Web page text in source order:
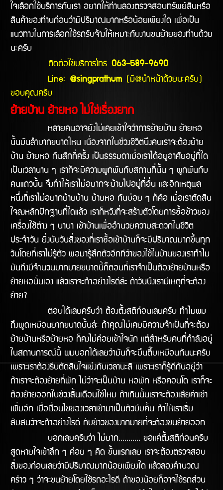
ใจเลือกใช้บริการกับเรา อยากให้ท่านลองตรวจสอบทรัพย์สินหรือ
สินค้าของท่านก่อนว่ามีปริมาณมากหรือน้อยเพียงใด เพื่อเป็น
แนวทางในการเลือกใช้รถรับจ้างให้เหมาะกับงานขนย้ายของท่านด้วย
นะครับ
ติดต่อใช้บริการโทร 063-589-9690
Line: @singprathum (มี@นำหน้าด้วยนะครับ)
ขอบคุณครับ
ย้ายบ้าน ย้ายหอ ไม่ใช่เรื่องยาก
หลายคนอาจยังไม่เคยเข้าใจว่าการย้ายบ้าน ย้ายหอ
นั้นมันลำบากขนาดไหน เนื่องจากในช่วงชีวิตนึงคนเราจะต้องย้าย
บ้าน ย้ายหอ กันสักกี่ครั้ง เป็นธรรมดาเมื่อเราได้อยูอาศัยอยู่ที่ใด
เป็นเวลานาน ๆ เราก็จะมีความผูกพันกับสถานที่นั้น ๆ ผูกพันกับ
คนแถวนั้น จึงทำให้เราไม่อยากจะย้ายไปอยู่ที่อื่น และอีกเหตุผล
หนึ่งที่เราไม่อยากย้ายบ้าน ย้ายหอ กันบ่อย ๆ ก็คือ เมื่อเราตัดสิน
ใจลงหลักปักฐานที่ใดแล้ว เราก็หวังที่จะสร้างตัวโดยการซื้อข้าวของ
เครื่องใช้ต่าง ๆ นานา เข้าบ้านเพื่ออำนวยความสะดวกในชีวิต
ประจำวัน ยิ่งนับวันสิ่งของที่เราซื้อเข้าบ้านก็จะมีปริมาณมากขึ้นทุก
วันโดยที่เราไม่รู้ตัว พอมารู้สึกตัวอีกทีว่าของใช้ในบ้านของเราทำไม
มันถึงมีจำนวนมากมายขนาดนี้ก็ตอนที่เราจำเป็นต้องย้ายบ้านหรือ
ย้ายหอนั่นเอง แล้วเราจะทำอย่างไรดีล้่ะ ถ้าวันนึงเรามีเหตุที่จะต้อง
ย้าย?
ตอบได้เลยครับว่า ต้องตั้งสติก่อนเลยครับ ทำไมผม
ถึงพูดเหมือนยากขนาดนั้นล่ะ ถ้าคุณไม่เคยมีความจำเป็นที่จะต้อง
ย้ายบ้านหรือย้ายหอ ก็คงไม่ค่อยเข้้าใจนัก แต่สำหรับคนที่กำลังอยู่
ในสถานการณ์นี้ ผมบอกได้เลยว่ามันก็จะมึนตึ๊บเหมือนกันนะครับ
เพราะเราต้องรีบตัดสินใจแข่งกับเวลานะสิ เพราะเราก็รู้ดีกันอยู่ว่า
ถ้าเราจะต้องย้ายที่พัก ไม่ว่าจะเป็นบ้าน หอพัก หรือคอนโด เราก็จะ
ต้องย้ายออกในช่่วงสิ้นเดือนใช่ไหม ถ้าเกินนั้นเราจะต้องเสียค่าเช่า
เพิ่มอีก เมื่อเงื่อนไขของเวลาเข้ามาเป็นตัวบีบคั้น ทำให้เราเริ่ม
สับสนว่าจะทำอย่างไรดี กับข้าวของมากมายที่จะต้องขนย้ายออก
บอกเลยครับว่า ไม่ยาก........... ขอแค่ตั้งสติก่อนครับ
สูดหายใจเข้าลึก ๆ ค่อย ๆ คิด ขั้นแรกเลย เราจะต้องตรวจสอบ
สิ่งของก่อนเลยว่ามีปริมาณมากน้อยเพียงใด แล้วลองคำนวณ
คร่าว ๆ ว่าจะขนย้ายโดยใช้รถอะไรดี ถ้าของน้อยก็อาจใช้รถส่วน